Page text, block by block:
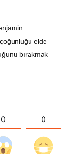
elde
bırakmak
0 0